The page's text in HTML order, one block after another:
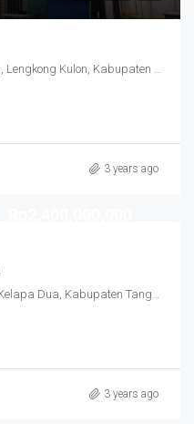
3 years ago
3 years ago